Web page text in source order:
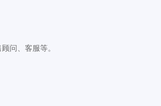
问、客服等。